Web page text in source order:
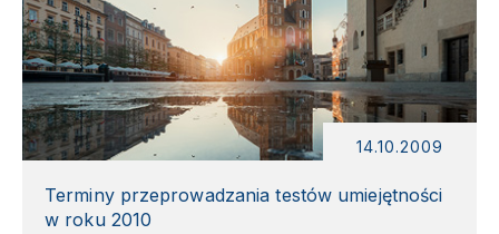
14.10.2009
Terminy przeprowadzania testów umiejętności
w roku 2010